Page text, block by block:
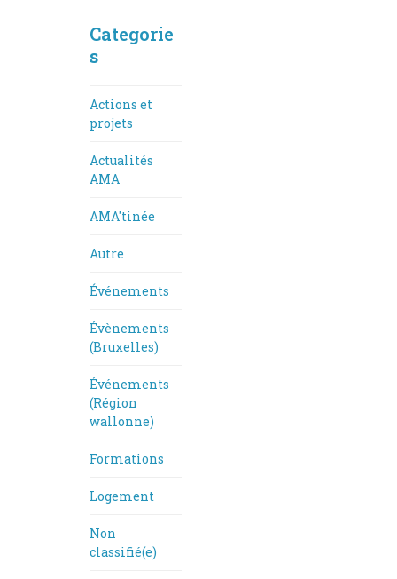
Categorie
s
Actions et
projets
Actualités
AMA
AMA'tinée
Autre
Événements
Évènements
(Bruxelles)
Événements
(Région
wallonne)
Formations
Logement
Non
classifié(e)